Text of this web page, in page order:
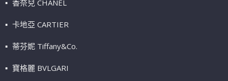
香奈兒 CHANEL
卡地亞 CARTIER
蒂芬妮 Tiffany&Co.
寶格麗 BVLGARI